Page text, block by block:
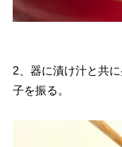
2、器に漬け汁と共
子を振る。